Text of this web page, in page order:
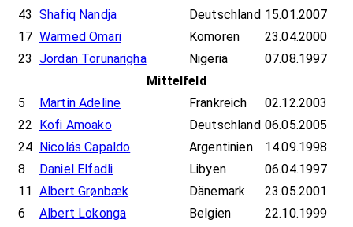
43 Shafiq Nandja Deutschland 15.01.2007
17 Warmed Omari Komoren
23.04.2000
23 Jordan Torunarigha Nigeria
07.08.1997
Mittelfeld
5
Martin Adeline Frankreich
02.12.2003
22
Kofi Amoako Deutschland 06.05.2005
24
Nicolás Capaldo Argentinien
14.09.1998
8
Daniel Elfadli Libyen
06.04.1997
11
Albert Grønbæk Dänemark
23.05.2001
6
Albert Lokonga Belgien
22.10.1999